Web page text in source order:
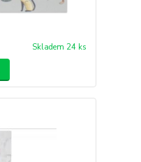
Skladem 24 ks